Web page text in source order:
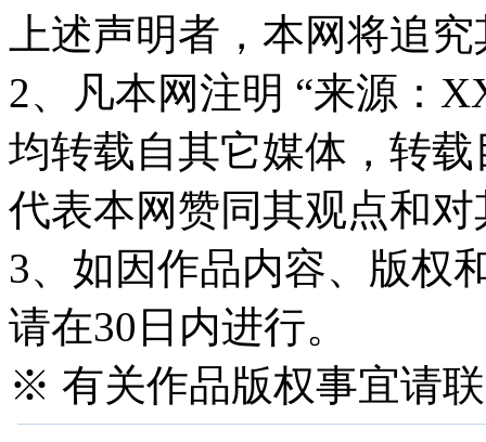
上述声明者，本网将追
2、凡本网注明 “来源：
均转载自其它媒体，转
代表本网赞同其观点和
3、如因作品内容、版权
请在30日内进行。
※ 有关作品版权事宜请